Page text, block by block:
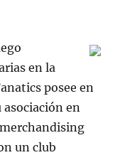
en la
posee en
asociación en
un club